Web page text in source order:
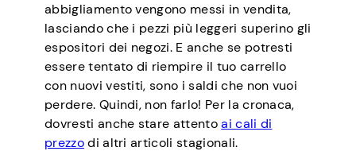
abbigliamento vengono messi in vendita,
lasciando che i pezzi più leggeri superino gli
espositori dei negozi. E anche se potresti
essere tentato di riempire il tuo carrello
con nuovi vestiti, sono i saldi che non vuoi
perdere. Quindi, non farlo! Per la cronaca,
dovresti anche stare attentoai cali di
prezzodi altri articoli stagionali.